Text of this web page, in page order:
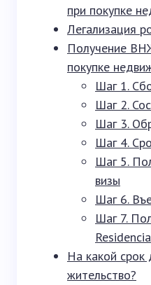
при покупке
Легализация
Получение
покупке
Шаг 1.
Шаг 2.
Шаг 3.
Шаг 4.
Шаг 5.
визы
Шаг 6.
Шаг 7.
Residencia
На какой
жительство?